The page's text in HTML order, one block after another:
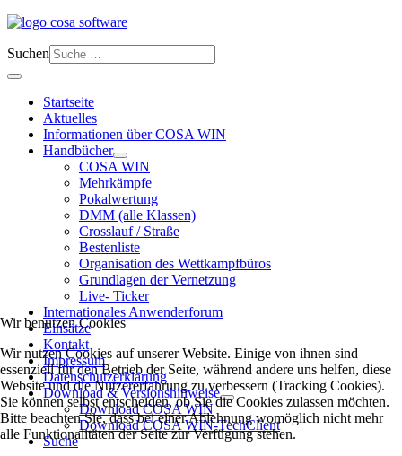
Suchen
Startseite
Aktuelles
Informationen über COSA WIN
Handbücher
COSA WIN
Mehrkämpfe
Pokalwertung
DMM (alle Klassen)
Crosslauf / Straße
Bestenliste
Organisation des Wettkampfbüros
Grundlagen der Vernetzung
Live- Ticker
Internationales Anwenderforum
Einsätze
Kontakt
Impressum
Datenschutzerklärung
Download & Versionshinweise
Download COSA WIN
Download COSA WIN-TechClient
Suche
Wir benutzen Cookies
Wir nutzen Cookies auf unserer Website. Einige von ihnen sind
essenziell für den Betrieb der Seite, während andere uns helfen, diese
Website und die Nutzererfahrung zu verbessern (Tracking Cookies).
Sie können selbst entscheiden, ob Sie die Cookies zulassen möchten.
Bitte beachten Sie, dass bei einer Ablehnung womöglich nicht mehr
alle Funktionalitäten der Seite zur Verfügung stehen.